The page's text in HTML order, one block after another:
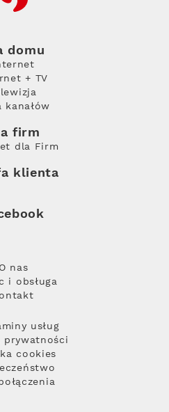
domu
+ TV
kanałów
firm
dla Firm
klienta
O nas
i obsługa
usług
prywatności
cookies